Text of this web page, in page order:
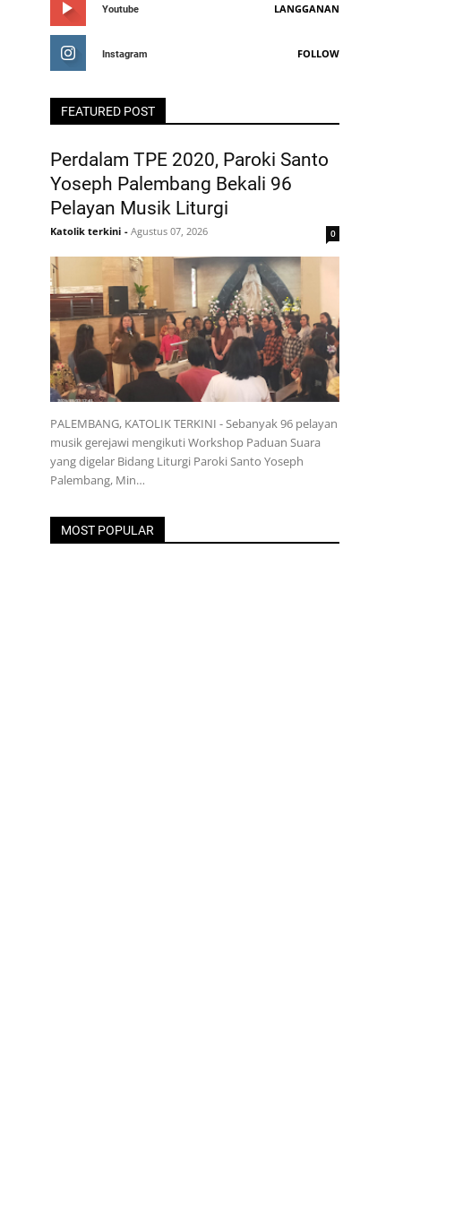
Youtube LANGGANAN
Instagram FOLLOW
FEATURED POST
Perdalam TPE 2020, Paroki Santo
Yoseph Palembang Bekali 96
Pelayan Musik Liturgi
Katolik terkini - Agustus 07, 2026 0
PALEMBANG, KATOLIK TERKINI - Sebanyak 96 pelayan
musik gerejawi mengikuti Workshop Paduan Suara
yang digelar Bidang Liturgi Paroki Santo Yoseph
Palembang, Min…
MOST POPULAR